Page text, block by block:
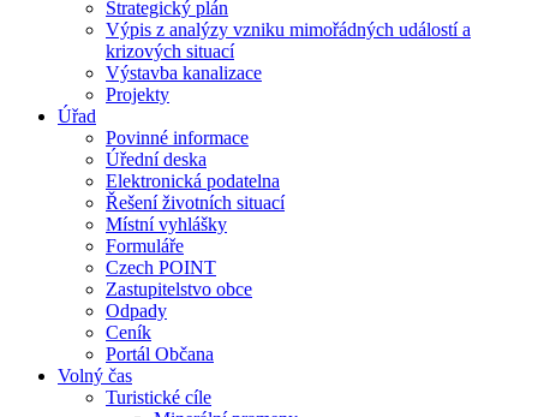
Strategický plán
Výpis z analýzy vzniku mimořádných událostí a
krizových situací
Výstavba kanalizace
Projekty
Úřad
Povinné informace
Úřední deska
Elektronická podatelna
Řešení životních situací
Místní vyhlášky
Formuláře
Czech POINT
Zastupitelstvo obce
Odpady
Ceník
Portál Občana
Volný čas
Turistické cíle